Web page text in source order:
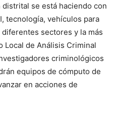
se está haciendo con
tecnología, vehículos para
sectores y la más
Local de Análisis Criminal
criminológicos
equipos de cómputo de
en acciones de